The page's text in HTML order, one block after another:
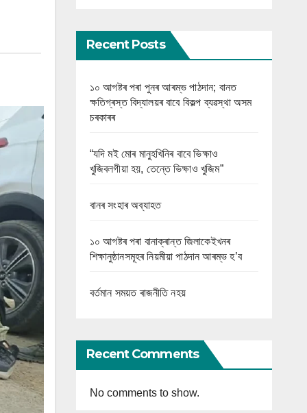
Recent Posts
১০ আগষ্টৰ পৰা পুনৰ আৰম্ভ পাঠদান; বানত
ক্ষতিগ্ৰস্ত বিদ্যালয়ৰ বাবে বিকল্প ব্যৱস্থা অসম
চৰকাৰৰ
“যদি মই মোৰ মানুহখিনিৰ বাবে ভিক্ষাও
খুজিবলগীয়া হয়, তেন্তে ভিক্ষাও খুজিম”
বানৰ সংহাৰ অব্যাহত
১০ আগষ্টৰ পৰা বানাক্ৰান্ত জিলাকেইখনৰ
শিক্ষানুষ্ঠানসমূহৰ নিয়মীয়া পাঠদান আৰম্ভ হ’ব
বৰ্তমান সময়ত ৰাজনীতি নহয়
Recent Comments
No comments to show.